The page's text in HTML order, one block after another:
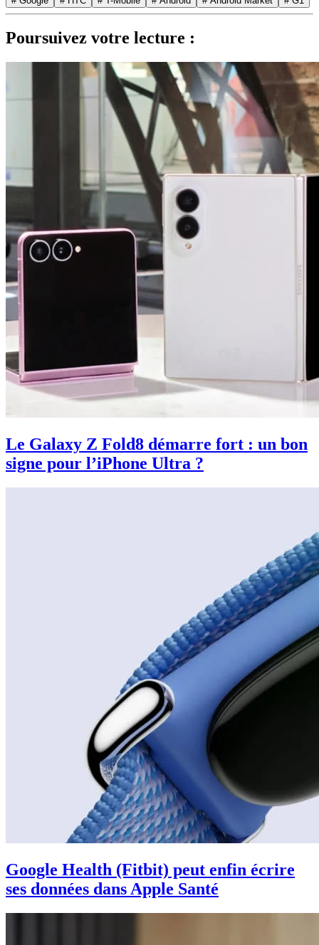
Poursuivez votre lecture :
Le Galaxy Z Fold8 démarre fort : un bon
signe pour l’iPhone Ultra ?
Google Health (Fitbit) peut enfin écrire
ses données dans Apple Santé